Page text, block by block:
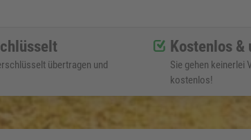
übertragen und
Kostenlos
Sie gehen keinerlei
kostenlos!